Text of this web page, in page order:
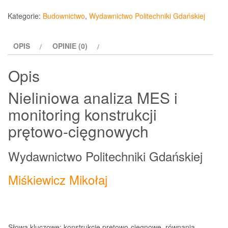
analiza
monitoring
prętowo-
cięgnowych
Kategorie: Budownictwo, Wydawnictwo Politechniki Gdańskiej
OPIS OPINIE (0)
Opis
Nieliniowa analiza MES i
monitoring konstrukcji
prętowo-cięgnowych
Wydawnictwo Politechniki Gdańskiej
Miśkiewicz Mikołaj